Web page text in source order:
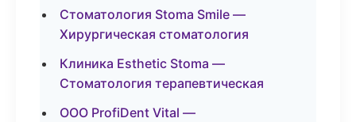
Стоматология Stoma Smile —
Хирургическая стоматология
Клиника Esthetic Stoma —
Стоматология терапевтическая
ООО ProfiDent Vital —